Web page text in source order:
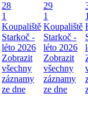
28
1
Koupaliště
Starkoč -
léto 2026
Zobrazit
všechny
záznamy
ze dne
29
1
Koupaliště
Starkoč -
léto 2026
Zobrazit
všechny
záznamy
ze dne